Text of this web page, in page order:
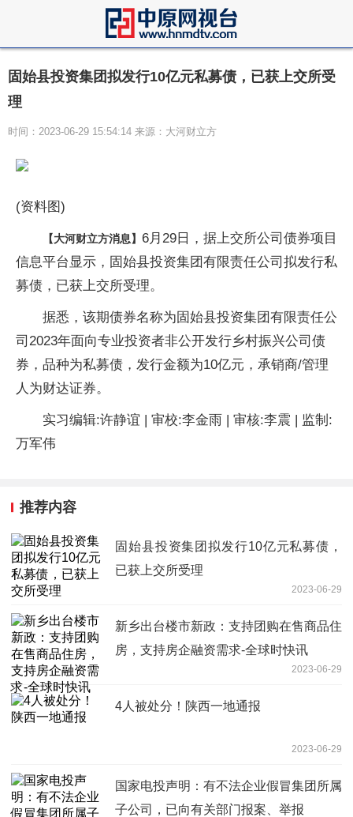
固始县投资集团拟发行10亿元私募债，已获上交所受
理
时间：2023-06-29 15:54:14 来源：大河财立方
(资料图)
【大河财立方消息】 6月29日，据上交所公司债券项目
信息平台显示，固始县投资集团有限责任公司拟发行私
募债，已获上交所受理。
据悉，该期债券名称为固始县投资集团有限责任公
司2023年面向专业投资者非公开发行乡村振兴公司债
券，品种为私募债，发行金额为10亿元，承销商/管理
人为财达证券。
实习编辑:许静谊 | 审校:李金雨 | 审核:李震 | 监制:
万军伟
推荐内容
固始县投资集团拟发行10亿元私募债，
已获上交所受理
2023-06-29
新乡出台楼市新政：支持团购在售商品住
房，支持房企融资需求-全球时快讯
2023-06-29
4人被处分！陕西一地通报
2023-06-29
国家电投声明：有不法企业假冒集团所属
子公司，已向有关部门报案、举报